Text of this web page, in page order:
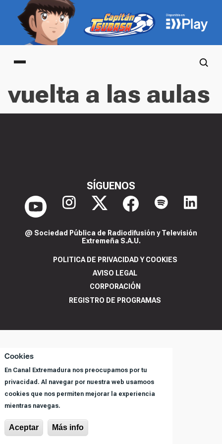
Cookies
En Canal Extremadura nos preocupamos por tu
privacidad. Al navegar por nuestra web usamoos
cookies que nos permiten mejorar la experiencia
mientras navegas.
Aceptar Más info
Main menu
vuelta a las aulas
SÍGUENOS
@ Sociedad Pública de Radiodifusión y Televisión
Extremeña S.A.U.
POLITICA DE PRIVACIDAD Y COOKIES
AVISO LEGAL
CORPORACIÓN
REGISTRO DE PROGRAMAS